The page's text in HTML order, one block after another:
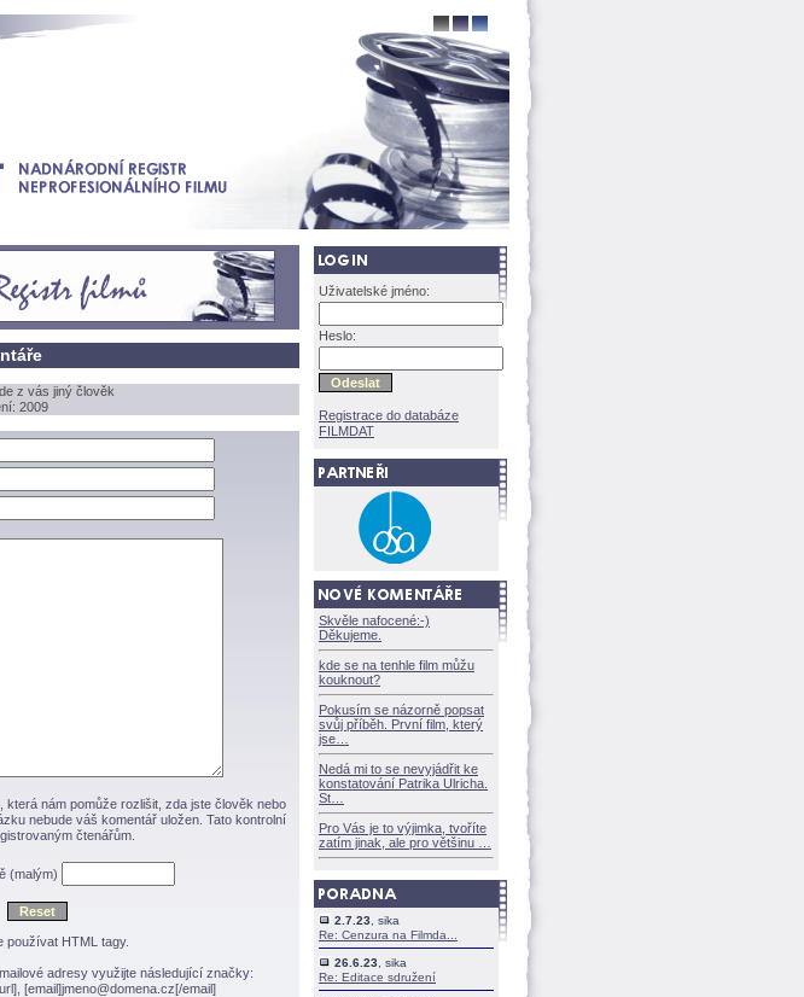
z vás jiný člověk
2009
nám pomůže rozlišit, zda jste člověk nebo
nebude váš komentář uložen. Tato kontrolní
čtenářům.
(malým)
používat HTML tagy.
adresy využijte následující značky:
[email]jmeno@domena.cz[/email]
Uživatelské jméno:
Heslo:
Registrace do databáze
FILMDAT
Skvěle nafocené:-)
Děkujeme.
kde se na tenhle film můžu
kouknout?
Pokusím se názorně popsat
svůj příběh. První film, který
jse
Nedá mi to se nevyjádřit ke
konstatování Patrika Ulricha.
St
Pro Vás je to výjimka, tvoříte
zatím jinak, ale pro většinu
2.7.23 , sika
Re: Cenzura na Filmda...
26.6.23 , sika
Re: Editace sdružení